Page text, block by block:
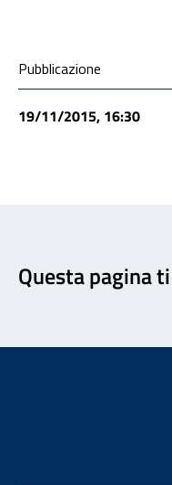
Condivisione
Pubblicazione
19/11/2015, 16:30
Questa pagina